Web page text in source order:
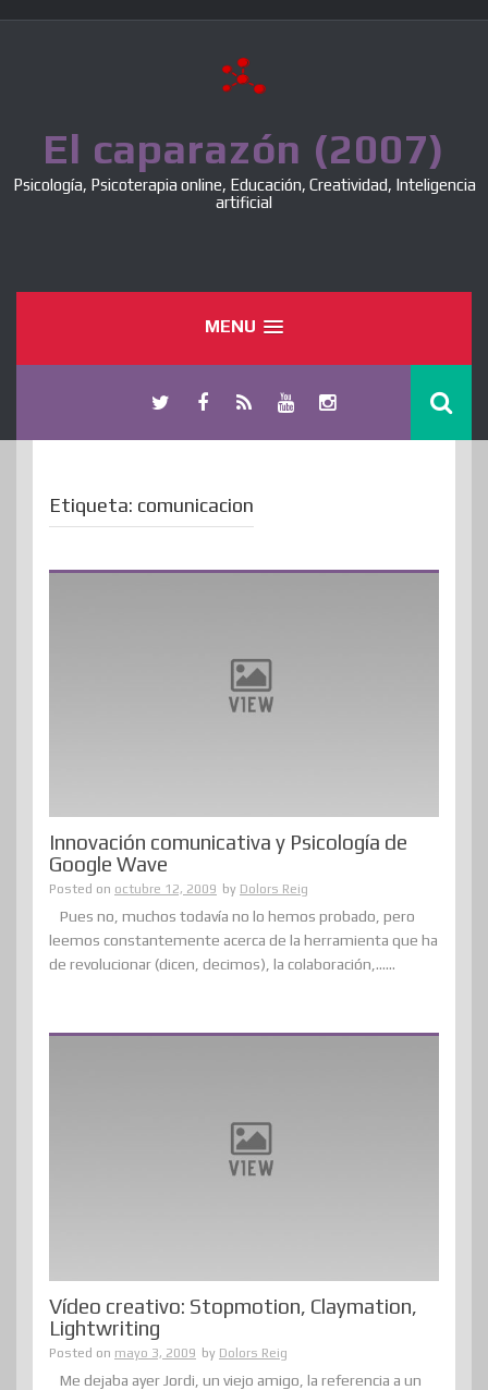
El caparazón (2007)
Psicología, Psicoterapia online, Educación, Creatividad, Inteligencia
artificial
MENU
Etiqueta: comunicacion
Innovación comunicativa y Psicología de
Google Wave
Posted on octubre 12, 2009 by Dolors Reig
Pues no, muchos todavía no lo hemos probado, pero
leemos constantemente acerca de la herramienta que ha
de revolucionar (dicen, decimos), la colaboración,......
Vídeo creativo: Stopmotion, Claymation,
Lightwriting
Posted on mayo 3, 2009 by Dolors Reig
Me dejaba ayer Jordi, un viejo amigo, la referencia a un